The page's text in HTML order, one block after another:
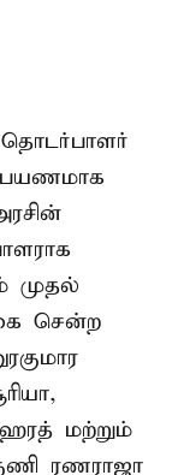
தொடர்பாளர்
முதல்
சென்ற
மற்றும்
ரணராஜா